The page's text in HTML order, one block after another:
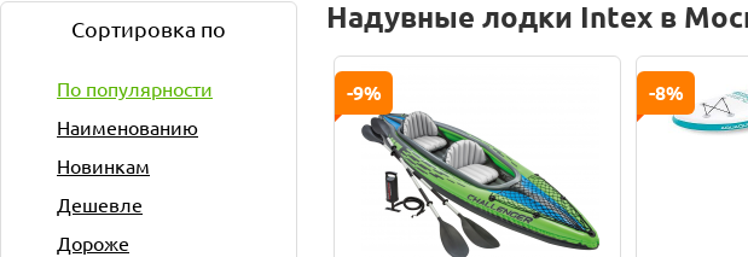
Сортировка по
По популярности
Наименованию
Новинкам
Дешевле
Дороже
Надувные лодки Intex в
-9% -8%